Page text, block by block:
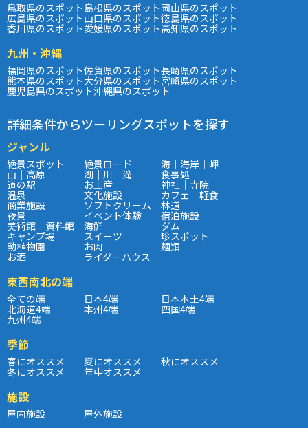
鳥取県のスポット島根県のスポット岡山県のスポット
広島県のスポット山口県のスポット徳島県のスポット
香川県のスポット愛媛県のスポット高知県のスポット
九州・沖縄
福岡県のスポット佐賀県のスポット長崎県のスポット
熊本県のスポット大分県のスポット宮崎県のスポット
鹿児島県のスポット沖縄県のスポット
詳細条件からツーリングスポットを探す
ジャンル
絶景スポット 絶景ロード 海｜海岸｜岬
山｜高原 湖｜川｜滝 食事処
道の駅 お土産 神社｜寺院
温泉 文化施設 カフェ｜軽食
商業施設 ソフトクリーム 林道
夜景 イベント体験 宿泊施設
美術館｜資料館 海鮮 ダム
キャンプ場 スイーツ 珍スポット
動植物園 お肉 麺類
お酒 ライダーハウス
東西南北の端
全ての端 日本4端 日本本土4端
北海道4端 本州4端 四国4端
九州4端
季節
春にオススメ 夏にオススメ 秋にオススメ
冬にオススメ 年中オススメ
施設
屋内施設 屋外施設